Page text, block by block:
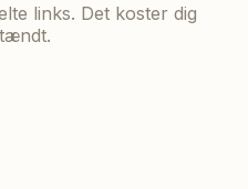
links. Det koster dig